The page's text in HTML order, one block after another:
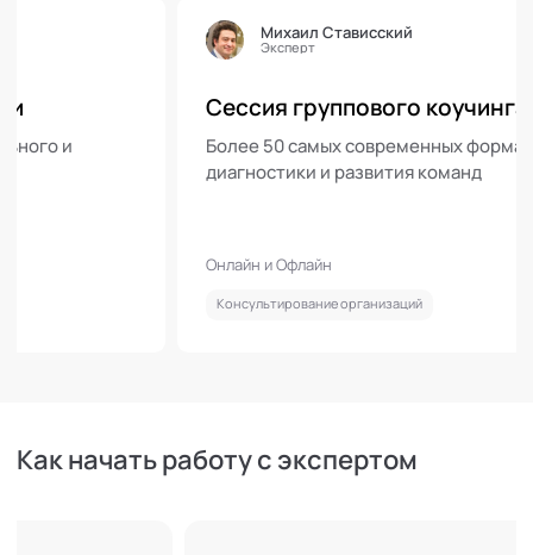
и
Михаил Стависский
Эксперт
Сессия группового коучинга
Более 50 самых современных форматов
диагностики и развития команд
Онлайн и Офлайн
Консультирование организаций
Как начать работу с экспертом